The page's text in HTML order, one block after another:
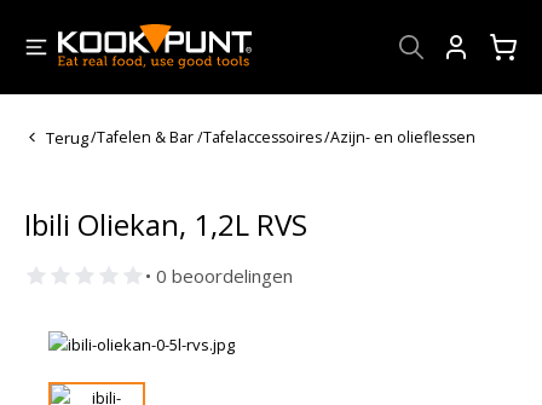
Terug/Tafelen & Bar/Tafelaccessoires/Azijn- en olieflessen
Ibili Oliekan, 1,2L RVS
• 0 beoordelingen